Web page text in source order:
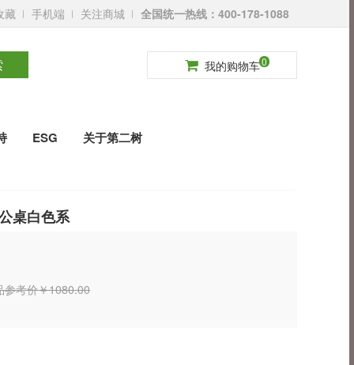
藏 手机端 关注商城 全国统一热线：400-178-1088
我的购物车0
ESG 关于第二树
请登录 免费注册
桌白色系
参考价￥1080.00